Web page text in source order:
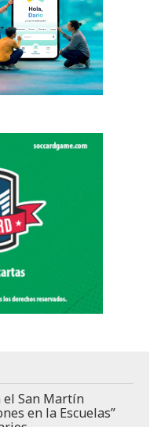
San Martín
en la Escuelas”